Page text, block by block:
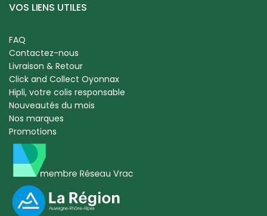
VOS LIENS UTILES
FAQ
Contactez-nous
Livraison & Retour
Click and Collect Oyonnax
Hipli, votre colis responsable
Nouveautés du mois
Nos marques
Promotions